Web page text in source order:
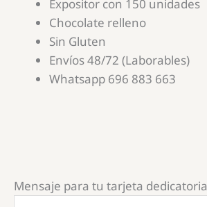
Expositor con 150 unidades
Chocolate relleno
Sin Gluten
Envíos 48/72 (Laborables)
Whatsapp 696 883 663
Mensaje para tu tarjeta dedicatoria